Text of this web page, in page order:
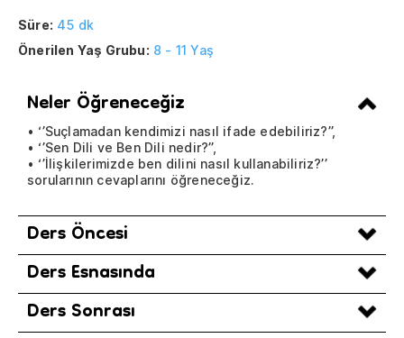
Süre: 45 dk
Önerilen Yaş Grubu: 8 - 11 Yaş
Neler Öğreneceğiz
• ‘’Suçlamadan kendimizi nasıl ifade edebiliriz?’’,
• ‘’Sen Dili ve Ben Dili nedir?’’,
• ‘’İlişkilerimizde ben dilini nasıl kullanabiliriz?’’
sorularının cevaplarını öğreneceğiz.
Ders Öncesi
Ders Esnasında
Ders Sonrası